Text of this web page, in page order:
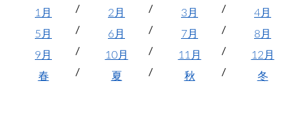
1月 2月 3月
4月
5月
6月 7月
8月
9月
10月 11月
12月
春
夏 秋 冬